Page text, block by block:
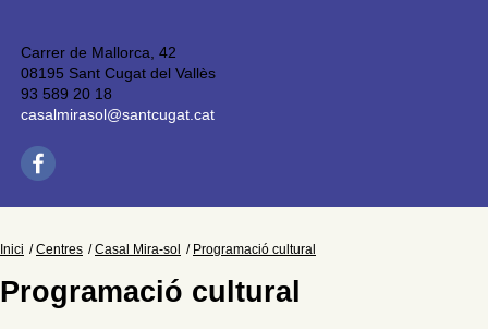
Carrer de Mallorca, 42
08195 Sant Cugat del Vallès
93 589 20 18
casalmirasol@santcugat.cat
Inici Centres Casal Mira-sol Programació cultural
Programació cultural